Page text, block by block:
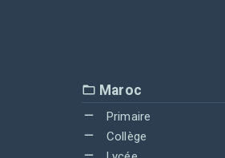
Maroc
Primaire
Collège